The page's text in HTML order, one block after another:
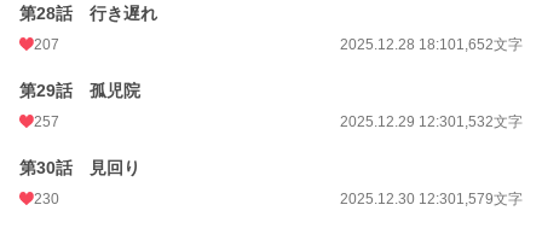
第28話 行き遅れ
207 2025.12.28 18:101,652文字
第29話 孤児院
257 2025.12.29 12:301,532文字
第30話 見回り
230 2025.12.30 12:301,579文字